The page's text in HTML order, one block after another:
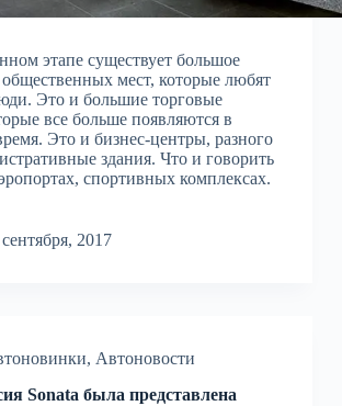
этапе существует большое
общественных мест, которые любят
Это и большие торговые
все больше появляются в
Это и бизнес-центры, разного
здания. Что и говорить
спортивных комплексах.
2017
, Автоновости
Sonata была представлена